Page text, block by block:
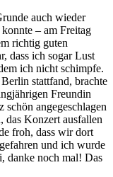
auch wieder
– am Freitag
richtig guten
dass ich sogar Lust
ich nicht schimpfe.
stattfand, brachte
Freundin
angegeschlagen
das Konzert ausfallen
froh, dass wir dort
und ich wurde
danke noch mal! Das